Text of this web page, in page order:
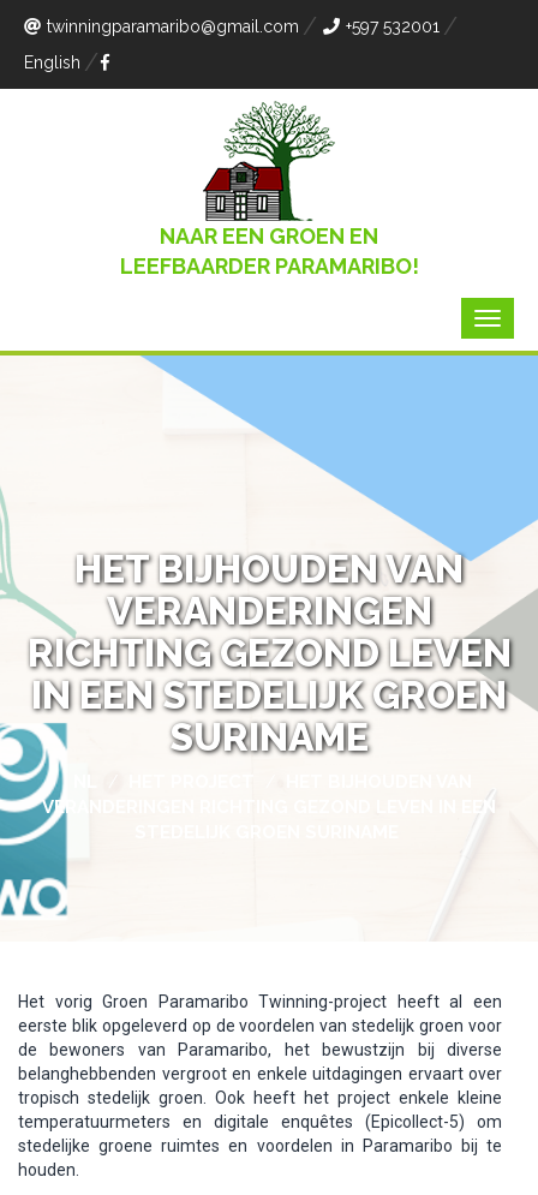
twinningparamaribo@gmail.com
+597 532001
English
NAAR EEN GROEN EN
LEEFBAARDER PARAMARIBO!
HET BIJHOUDEN VAN
VERANDERINGEN
RICHTING GEZOND LEVEN
IN EEN STEDELIJK GROEN
SURINAME
VERANDERINGEN RICHTING GEZOND LEVEN IN EEN
Het vorig Groen Paramaribo Twinning-project heeft al een
eerste blik opgeleverd op de voordelen van stedelijk groen voor
de bewoners van Paramaribo, het bewustzijn bij diverse
belanghebbenden vergroot en enkele uitdagingen ervaart over
tropisch stedelijk groen. Ook heeft het project enkele kleine
temperatuurmeters en digitale enquêtes (Epicollect-5) om
stedelijke groene ruimtes en voordelen in Paramaribo bij te
houden.